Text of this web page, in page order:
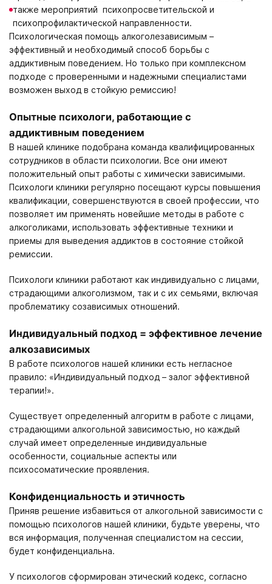
также мероприятий психопросветительской и
психопрофилактической направленности.
Психологическая помощь алкоголезависимым –
эффективный и необходимый способ борьбы с
аддиктивным поведением. Но только при комплексном
подходе с проверенными и надежными специалистами
возможен выход в стойкую ремиссию!
Опытные психологи, работающие с
аддиктивным поведением
В нашей клинике подобрана команда квалифицированных
сотрудников в области психологии. Все они имеют
положительный опыт работы с химически зависимыми.
Психологи клиники регулярно посещают курсы повышения
квалификации, совершенствуются в своей профессии, что
позволяет им применять новейшие методы в работе с
алкоголиками, использовать эффективные техники и
приемы для выведения аддиктов в состояние стойкой
ремиссии.
Психологи клиники работают как индивидуально с лицами,
страдающими алкоголизмом, так и с их семьями, включая
проблематику созависимых отношений.
Индивидуальный подход = эффективное лечение
алкозависимых
В работе психологов нашей клиники есть негласное
правило: «Индивидуальный подход – залог эффективной
терапии!».
Существует определенный алгоритм в работе с лицами,
страдающими алкогольной зависимостью, но каждый
случай имеет определенные индивидуальные
особенности, социальные аспекты или
психосоматические проявления.
Конфиденциальность и этичность
Приняв решение избавиться от алкогольной зависимости с
помощью психологов нашей клиники, будьте уверены, что
вся информация, полученная специалистом на сессии,
будет конфиденциальна.
У психологов сформирован этический кодекс, согласно